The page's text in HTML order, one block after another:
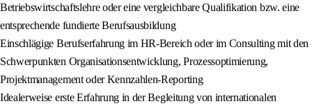
Betriebswirtschaftslehre oder eine vergleichbare Qualifikation bzw. eine
entsprechende fundierte Berufsausbildung
Einschlägige Berufserfahrung im HR-Bereich oder im Consulting mit den
Schwerpunkten Organisationsentwicklung, Prozessoptimierung,
Projektmanagement oder Kennzahlen-Reporting
Idealerweise erste Erfahrung in der Begleitung von internationalen